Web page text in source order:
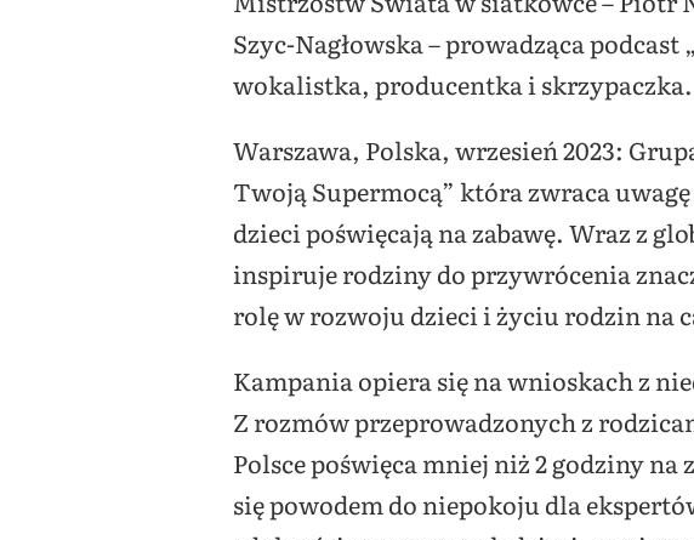
Szyc-Nagłowska – prowadząca
wokalistka, producentka i skrzypaczka.
Warszawa, Polska, wrzesień 2023:
Twoją Supermocą” która zwraca
dzieci poświęcają na zabawę. Wraz z
inspiruje rodziny do przywrócenia
rolę w rozwoju dzieci i życiu rodzin na
Kampania opiera się na wnioskach z
Z rozmów przeprowadzonych z
Polsce poświęca mniej niż 2 godziny na
się powodem do niepokoju dla